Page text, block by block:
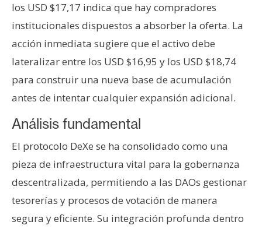
los USD $17,17 indica que hay compradores
institucionales dispuestos a absorber la oferta. La
acción inmediata sugiere que el activo debe
lateralizar entre los USD $16,95 y los USD $18,74
para construir una nueva base de acumulación
antes de intentar cualquier expansión adicional.
Análisis fundamental
El protocolo DeXe se ha consolidado como una
pieza de infraestructura vital para la gobernanza
descentralizada, permitiendo a las DAOs gestionar
tesorerías y procesos de votación de manera
segura y eficiente. Su integración profunda dentro